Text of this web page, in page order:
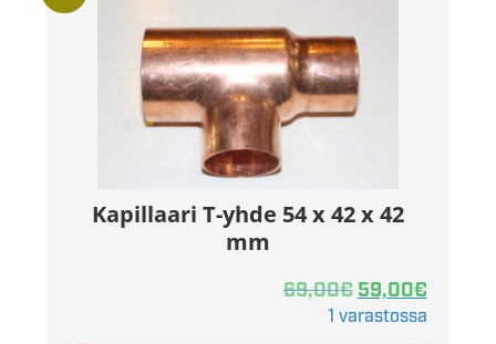
Kapillaari T-yhde 54 x 42 x 42
mm
69,00€59,00€
1 varastossa